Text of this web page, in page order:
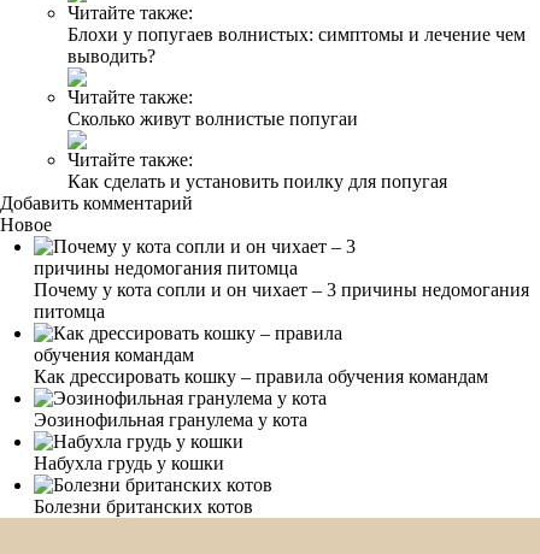
Читайте также:
Блохи у попугаев волнистых: симптомы и лечение чем
выводить?
Читайте также:
Сколько живут волнистые попугаи
Читайте также:
Как сделать и установить поилку для попугая
Добавить комментарий
Новое
Почему у кота сопли и он чихает – 3 причины недомогания
питомца
Как дрессировать кошку – правила обучения командам
Эозинофильная гранулема у кота
Набухла грудь у кошки
Болезни британских котов